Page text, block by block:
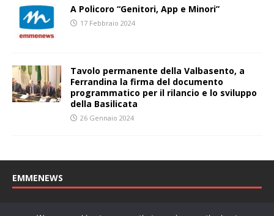
A Policoro “Genitori, App e Minori”
17 Febbraio 2024
Tavolo permanente della Valbasento, a
Ferrandina la firma del documento
programmatico per il rilancio e lo sviluppo
della Basilicata
26 Gennaio 2024
EMMENEWS